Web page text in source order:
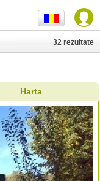
Harta
32 rezultate